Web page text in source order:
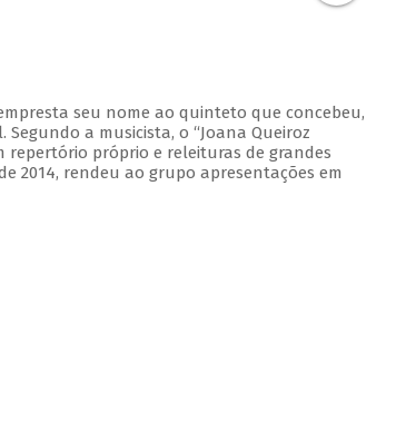
seu nome ao quinteto que concebeu,
a musicista, o “Joana Queiroz
repertório próprio e releituras de grandes
2014, rendeu ao grupo apresentações em